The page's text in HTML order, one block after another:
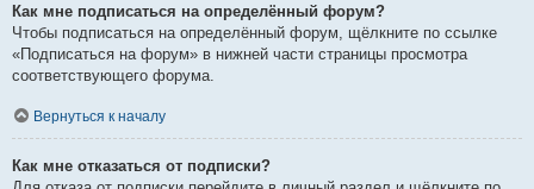
Как мне подписаться на определённый форум?
Чтобы подписаться на определённый форум, щёлкните по ссылке
«Подписаться на форум» в нижней части страницы просмотра
соответствующего форума.
Вернуться к началу
Как мне отказаться от подписки?